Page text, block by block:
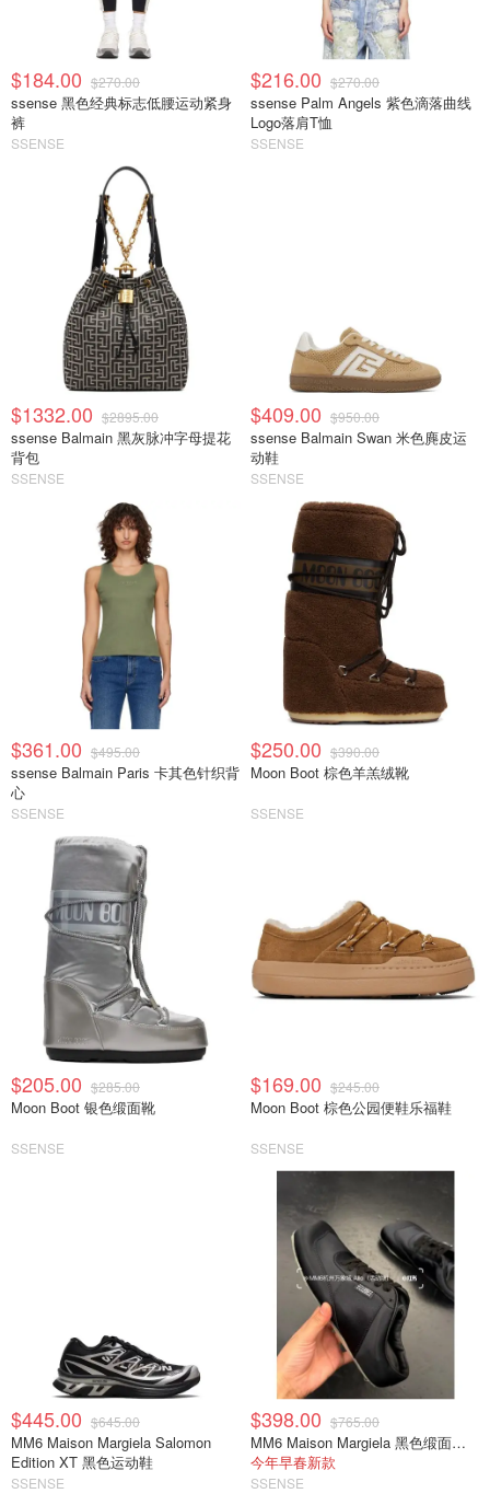
$184.00 $270.00
ssense 黑色经典标志低腰运动紧身
裤
SSENSE
$216.00 $270.00
ssense Palm Angels 紫色滴落曲线
Logo落肩T恤
SSENSE
$1332.00 $2895.00
ssense Balmain 黑灰脉冲字母提花
背包
SSENSE
$409.00 $950.00
ssense Balmain Swan 米色麂皮运
动鞋
SSENSE
$361.00 $495.00
ssense Balmain Paris 卡其色针织背
心
SSENSE
$250.00 $390.00
Moon Boot 棕色羊羔绒靴
SSENSE
$205.00 $285.00
Moon Boot 银色缎面靴
SSENSE
$169.00 $245.00
Moon Boot 棕色公园便鞋乐福鞋
SSENSE
$445.00 $645.00
MM6 Maison Margiela Salomon
Edition XT 黑色运动鞋
SSENSE
$398.00 $765.00
MM6 Maison Margiela 黑色缎面半拖运动鞋
今年早春新款
SSENSE